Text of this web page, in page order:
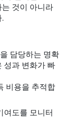
것이 아니라
담당하는 명확
성과 변화가 빠
비용을 추적합
여도를 모니터